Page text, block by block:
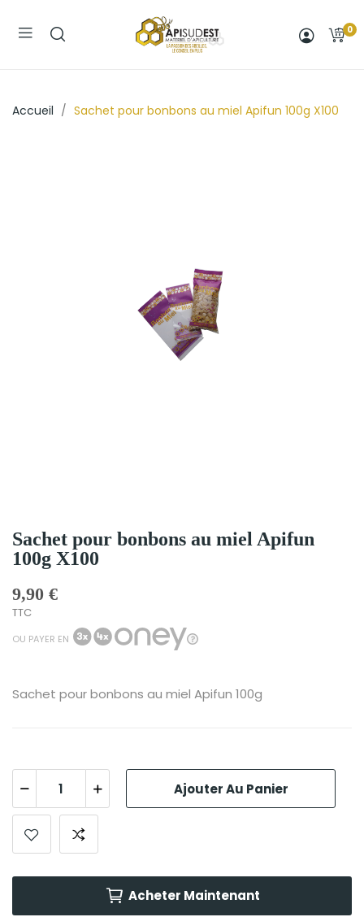
0
Accueil Sachet pour bonbons au miel Apifun 100g X100
Sachet pour bonbons au miel Apifun
100g X100
9,90 €
TTC
OU PAYER EN
Sachet pour bonbons au miel Apifun 100g
Ajouter Au Panier
Acheter Maintenant